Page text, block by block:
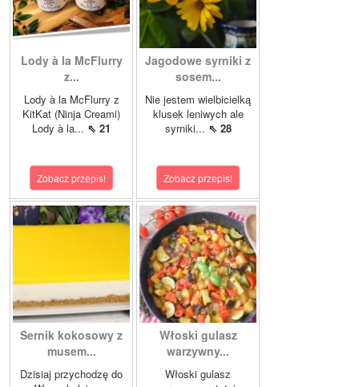
Lody à la McFlurry
z...
Lody à la McFlurry z
KitKat (Ninja Creami)
Lody à la... ⇖ 21
Zobacz przepis!
Jagodowe syrniki z
sosem...
Nie jestem wielbicielką
klusek leniwych ale
syrniki... ⇖ 28
Zobacz przepis!
Sernik kokosowy z
musem...
Dzisiaj przychodzę do
Włoski gulasz
warzywny...
Włoski gulasz